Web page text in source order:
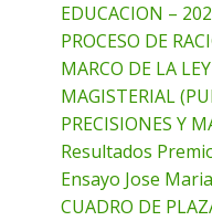
EDUCACION –
PROCESO DE
MARCO DE LA
MAGISTERIAL
PRECISIONES Y
Resultados
Ensayo Jose
CUADRO DE